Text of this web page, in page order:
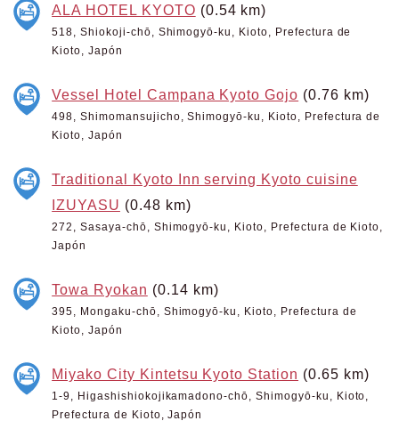
ALA HOTEL KYOTO (0.54 km)
518, Shiokoji-chō, Shimogyō-ku, Kioto, Prefectura de
Kioto, Japón
Vessel Hotel Campana Kyoto Gojo (0.76 km)
498, Shimomansujicho, Shimogyō-ku, Kioto, Prefectura de
Kioto, Japón
Traditional Kyoto Inn serving Kyoto cuisine
IZUYASU (0.48 km)
272, Sasaya-chō, Shimogyō-ku, Kioto, Prefectura de Kioto,
Japón
Towa Ryokan (0.14 km)
395, Mongaku-chō, Shimogyō-ku, Kioto, Prefectura de
Kioto, Japón
Miyako City Kintetsu Kyoto Station (0.65 km)
1-9, Higashishiokojikamadono-chō, Shimogyō-ku, Kioto,
Prefectura de Kioto, Japón